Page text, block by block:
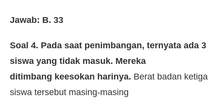
Jawab: B. 33
Soal 4. Pada saat penimbangan, ternyata ada 3
siswa yang tidak masuk. Mereka
ditimbang keesokan harinya. Berat badan ketiga
siswa tersebut masing-masing